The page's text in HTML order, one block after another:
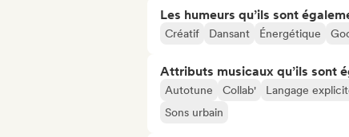
Les humeurs qu’ils sont
Créatif Dansant Énergétique
Attributs musicaux qu’ils sont
Autotune Collab' Langage
Sons urbain